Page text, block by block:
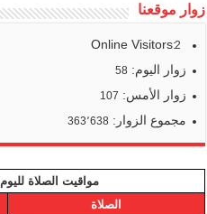
زوار موقعنا
Online Visitors:
2
زوار اليوم:58
زوار الأمس: 107
مجموع الزوار:363٬638
مواقيت الصلاة لليوم 8 أغسطس 2026
الصلاة